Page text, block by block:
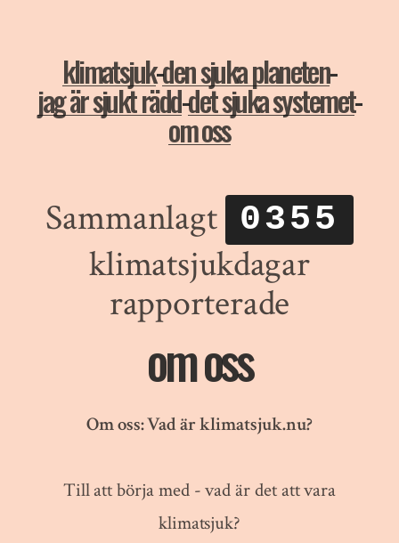
klimatsjuk-den sjuka planeten-
jag är sjukt rädd-det sjuka systemet-
om oss
Sammanlagt 0355
klimatsjukdagar
rapporterade
om oss
Om oss:Vad är klimatsjuk.nu?
Till att börja med - vad är det att vara
klimatsjuk?